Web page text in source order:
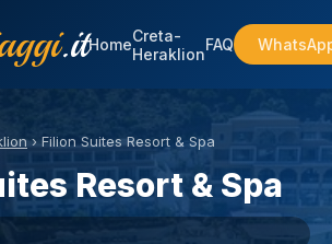
.itHomeCreta-
HeraklionFAQ
›Filion Suites Resort & Spa
Resort & Spa